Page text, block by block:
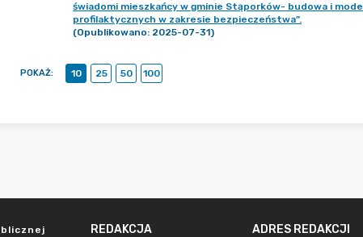
świadomi mieszkańcy w gminie Stąporków- budowa i
profilaktycznych w zakresie bezpieczeństwa”.
(Opublikowano: 2025-07-31)
POKAŻ: 10 25 50 100
REDAKCJA ADRES REDAKCJI